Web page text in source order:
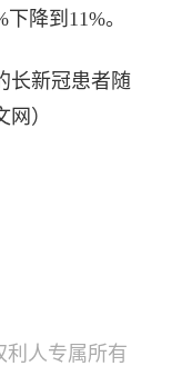
降到11%。
长新冠患者随
）
利人专属所有